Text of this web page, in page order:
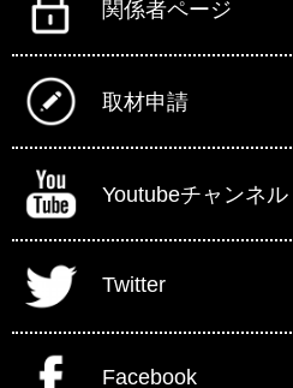
関係者ページ
取材申請
Youtubeチャンネル
Twitter
Facebook